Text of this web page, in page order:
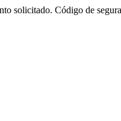
solicitado. Código de